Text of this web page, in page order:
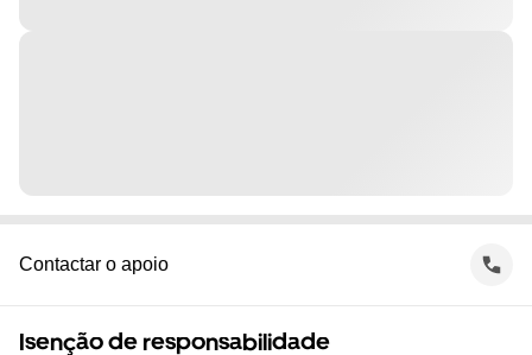
Contactar o apoio
Isenção de responsabilidade